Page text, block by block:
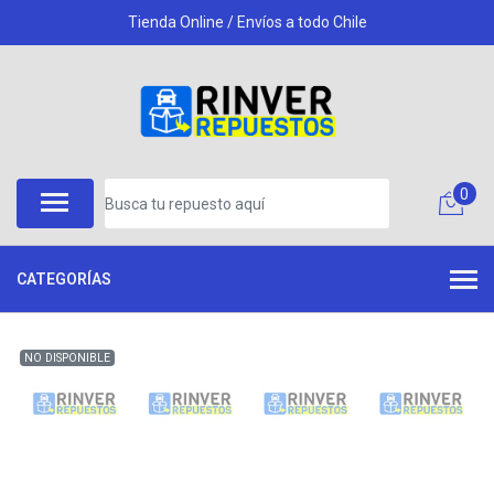
Tienda Online / Envíos a todo Chile
0
CATEGORÍAS
NO DISPONIBLE